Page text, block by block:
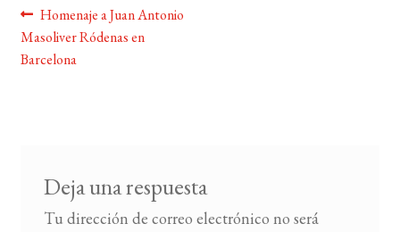
Navegación
de
Anterior:
Homenaje a Juan Antonio
Masoliver Ródenas en
Barcelona
Deja una respuesta
Tu dirección de correo electrónico no será